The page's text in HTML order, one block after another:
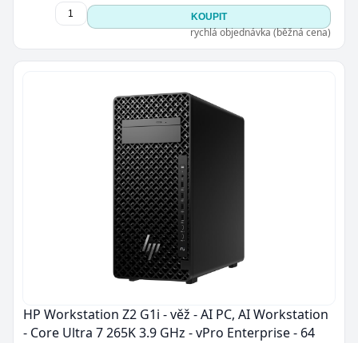
KOUPIT
rychlá objednávka (běžná cena)
HP Workstation Z2 G1i - věž - AI PC, AI Workstation
- Core Ultra 7 265K 3.9 GHz - vPro Enterprise - 64